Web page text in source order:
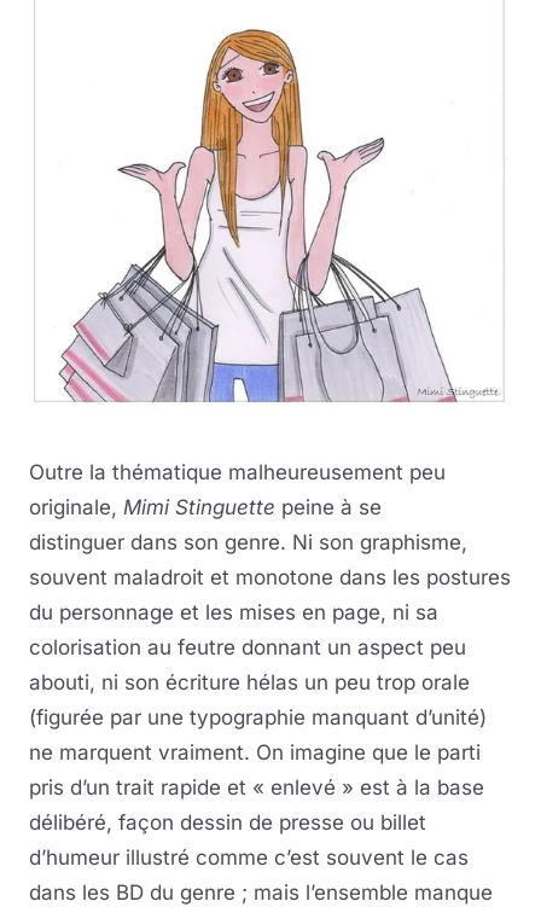
Outre la thématique malheureusement peu
originale, Mimi Stinguette peine à se
distinguer dans son genre. Ni son graphisme,
souvent maladroit et monotone dans les postures
du personnage et les mises en page, ni sa
colorisation au feutre donnant un aspect peu
abouti, ni son écriture hélas un peu trop orale
(figurée par une typographie manquant d’unité)
ne marquent vraiment. On imagine que le parti
pris d’un trait rapide et « enlevé » est à la base
délibéré, façon dessin de presse ou billet
d’humeur illustré comme c’est souvent le cas
dans les BD du genre ; mais l’ensemble manque